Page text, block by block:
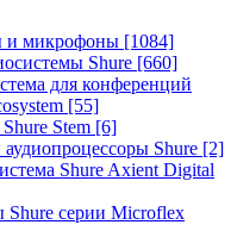
и микрофоны [1084]
Shure [660]
для конференций
[55]
Stem [6]
Shure [2]
Shure Axient Digital
серии Microflex